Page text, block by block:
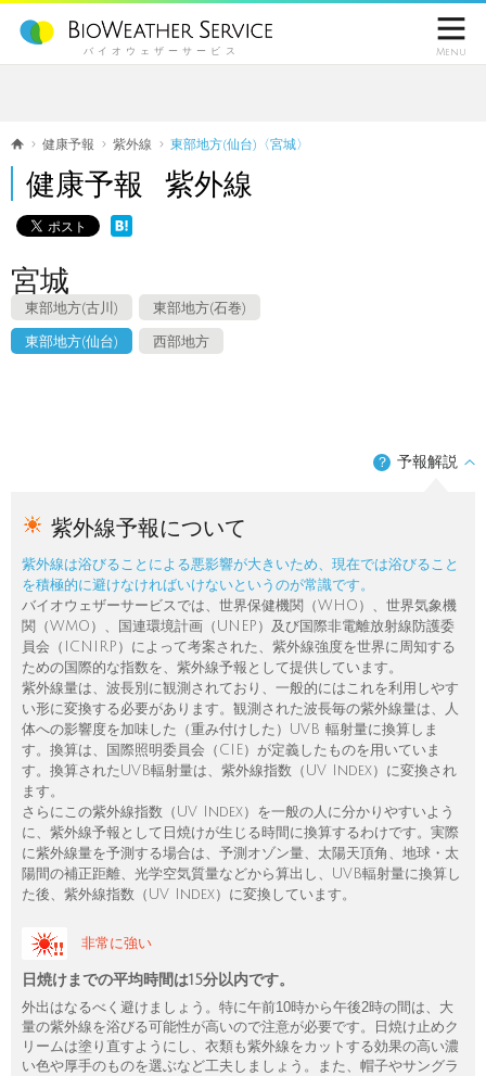
バイオウェザーサービス

Menu
健康予報 紫外線 東部地方(仙台)〈宮城〉
健康予報 紫外線
宮城
東部地方(古川) 東部地方(石巻)
東部地方(仙台) 西部地方
？ 予報解説
紫外線予報について
紫外線は浴びることによる悪影響が大きいため、現在では浴びること
を積極的に避けなければいけないというのが常識です。
バイオウェザーサービスでは、世界保健機関（WHO）、世界気象機
関（WMO）、国連環境計画（UNEP）及び国際非電離放射線防護委
員会（ICNIRP）によって考案された、紫外線強度を世界に周知する
ための国際的な指数を、紫外線予報として提供しています。
紫外線量は、波長別に観測されており、一般的にはこれを利用しやす
い形に変換する必要があります。観測された波長毎の紫外線量は、人
体への影響度を加味した（重み付けした）UVB 輻射量に換算しま
す。換算は、国際照明委員会（CIE）が定義したものを用いていま
す。換算されたUVB輻射量は、紫外線指数（UV Index）に変換され
ます。
さらにこの紫外線指数（UV Index）を一般の人に分かりやすいよう
に、紫外線予報として日焼けが生じる時間に換算するわけです。実際
に紫外線量を予測する場合は、予測オゾン量、太陽天頂角、地球・太
陽間の補正距離、光学空気質量などから算出し、UVB輻射量に換算し
た後、紫外線指数（UV Index）に変換しています。
非常に強い
日焼けまでの平均時間は15分以内です。
外出はなるべく避けましょう。特に午前10時から午後2時の間は、大
量の紫外線を浴びる可能性が高いので注意が必要です。日焼け止めク
リームは塗り直すようにし、衣類も紫外線をカットする効果の高い濃
い色や厚手のものを選ぶなど工夫しましょう。また、帽子やサングラ